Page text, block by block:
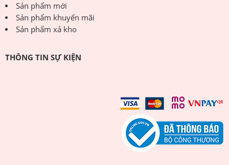
Sản phẩm mới
Sản phẩm khuyến mãi
Sản phẩm xả kho
THÔNG TIN SỰ KIỆN